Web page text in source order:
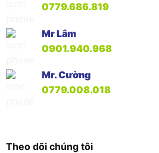
0779.686.819
Mr Lâm
0901.940.968
Mr. Cường
0779.008.018
Theo dõi chúng tôi